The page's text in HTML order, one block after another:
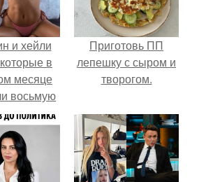
и хейли
в
месяце
восьмую
показали
фото с
Приготовь ПП
лепешку с сыром и
творогом.